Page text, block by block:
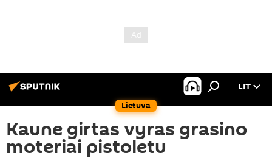
Lietuva
LIT
Kaune girtas vyras grasino
moteriai pistoletu